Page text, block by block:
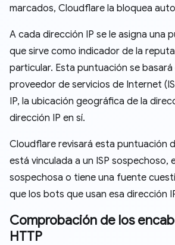
marcados, Cloudflare la bloquea
A cada dirección IP se le asigna una
que sirve como indicador de la
particular. Esta puntuación se
proveedor de servicios de Internet
IP, la ubicación geográfica de la
dirección IP en sí.
Cloudflare revisará esta puntuación
está vinculada a un ISP sospechoso,
sospechosa o tiene una fuente
que los bots que usan esa dirección
Comprobación de los
HTTP